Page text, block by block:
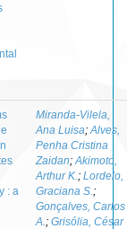
: a
Miranda-Vilela,
Ana Luisa; Alves,
Penha Cristina
Zaidan; Akimoto,
Arthur K. ; Lordelo,
Graciana S. ;
Gonçalves, Carlos
A. ; Grisólia, César